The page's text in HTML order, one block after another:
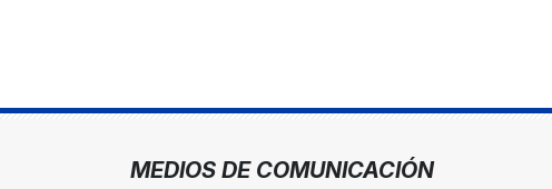
MEDIOS DE COMUNICACIÓN